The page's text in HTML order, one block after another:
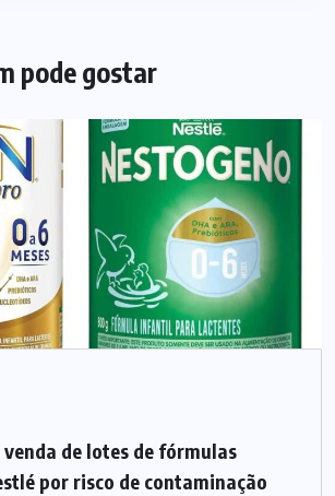
pode gostar
de lotes de fórmulas
por risco de contaminação